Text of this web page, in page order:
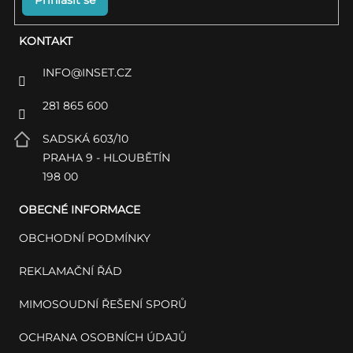
KONTAKT
INFO@INSET.CZ
281 865 600
SADSKÁ 603/10
PRAHA 9 - HLOUBĚTÍN
198 00
OBECNÉ INFORMACE
OBCHODNÍ PODMÍNKY
REKLAMAČNÍ ŘÁD
MIMOSOUDNÍ ŘEŠENÍ SPORŮ
OCHRANA OSOBNÍCH ÚDAJŮ